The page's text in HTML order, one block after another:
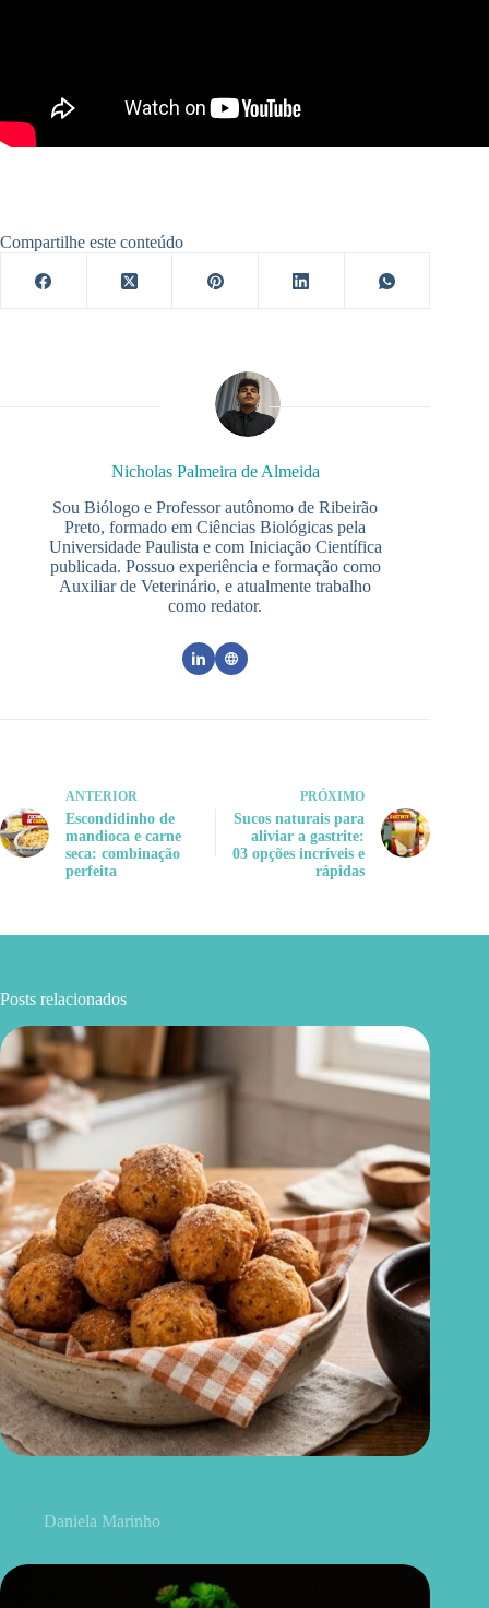
Compartilhe este conteúdo
Nicholas Palmeira de Almeida
Sou Biólogo e Professor autônomo de Ribeirão
Preto, formado em Ciências Biológicas pela
Universidade Paulista e com Iniciação Científica
publicada. Possuo experiência e formação como
Auxiliar de Veterinário, e atualmente trabalho
como redator.
ANTERIOR
Escondidinho de
mandioca e carne
seca: combinação
perfeita
PRÓXIMO
Sucos naturais para
aliviar a gastrite:
03 opções incríveis e
rápidas
Posts relacionados
Daniela Marinho